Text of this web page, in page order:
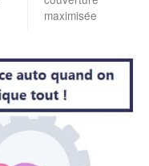
maximisée